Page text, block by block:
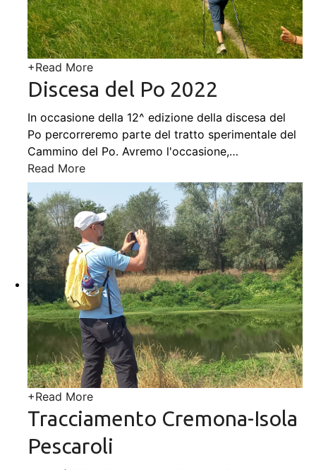
+Read More
Discesa del Po 2022
In occasione della 12^ edizione della discesa del
Po percorreremo parte del tratto sperimentale del
Cammino del Po. Avremo l'occasione,…
Read More
+Read More
Tracciamento Cremona-Isola
Pescaroli